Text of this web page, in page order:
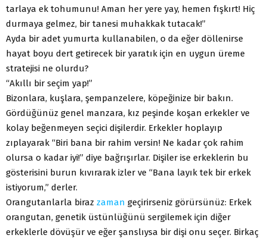
tarlaya ek tohumunu! Aman her yere yay, hemen fışkırt! Hiç
durmaya gelmez, bir tanesi muhakkak tutacak!”
Ayda bir adet yumurta kullanabilen, o da eğer döllenirse
hayat boyu dert getirecek bir yaratık için en uygun üreme
stratejisi ne olurdu?
“Akıllı bir seçim yap!”
Bizonlara, kuşlara, şempanzelere, köpeğinize bir bakın.
Gördüğünüz genel manzara, kız peşinde koşan erkekler ve
kolay beğenmeyen seçici dişilerdir. Erkekler hoplayıp
zıplayarak “Biri bana bir rahim versin! Ne kadar çok rahim
olursa o kadar iyi!” diye bağrışırlar. Dişiler ise erkeklerin bu
gösterisini burun kıvırarak izler ve “Bana layık tek bir erkek
istiyorum,” derler.
Orangutanlarla biraz zaman geçirirseniz görürsünüz: Erkek
orangutan, genetik üstünlüğünü sergilemek için diğer
erkeklerle dövüşür ve eğer şanslıysa bir dişi onu seçer. Birkaç